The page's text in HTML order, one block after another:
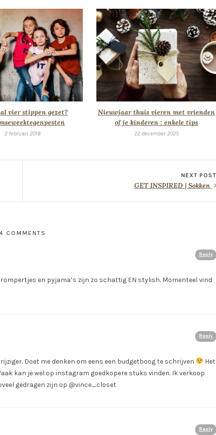
vier stippen gezet?
2 februari 2018
Nieuwjaar thuis vieren met vrienden
of je kinderen : enkele tips
22 december 2025
NEXT POST
GET INSPIRED | Sokken
4 COMMENTS
Reply
en pyjama’s zijn zo schattig EN stylish. Momenteel vind
Reply
Doet me denken om eens een budgetboog te schrijven
Het
kan je wel op instagram goedkopere stuks vinden. Ik verkoop
gedragen zijn op @vince_closet
Reply